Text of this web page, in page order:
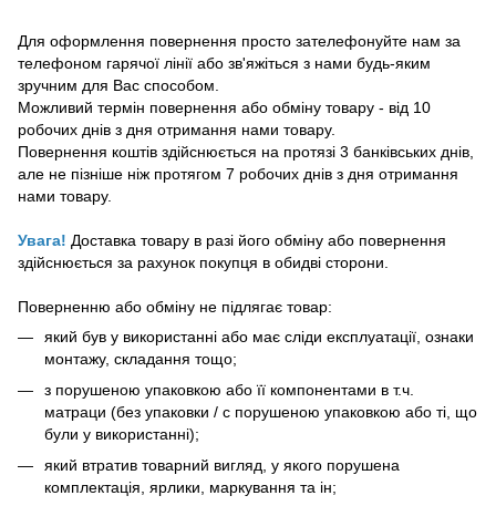
Для оформлення повернення просто зателефонуйте нам за
телефоном гарячої лінії або зв'яжіться з нами будь-яким
зручним для Вас способом.
Можливий термін повернення або обміну товару - від 10
робочих днів з дня отримання нами товару.
Повернення коштів здійснюється на протязі 3 банківських днів,
але не пізніше ніж протягом 7 робочих днів з дня отримання
нами товару.
Увага! Доставка товару в разі його обміну або повернення
здійснюється за рахунок покупця в обидві сторони.
Поверненню або обміну не підлягає товар:
який був у використанні або має сліди експлуатації, ознаки
монтажу, складання тощо;
з порушеною упаковкою або її компонентами в т.ч.
матраци (без упаковки / с порушеною упаковкою або ті, що
були у використанні);
який втратив товарний вигляд, у якого порушена
комплектація, ярлики, маркування та ін;